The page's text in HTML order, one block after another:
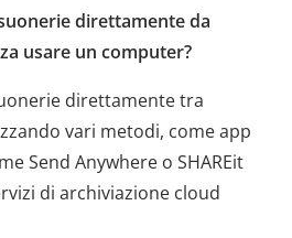
direttamente da
usare un computer?
direttamente tra
vari metodi, come app
Send Anywhere o SHAREit
di archiviazione cloud